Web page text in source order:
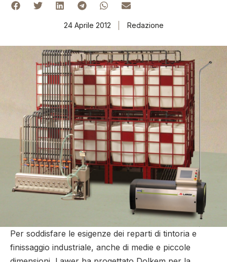
24 Aprile 2012 Redazione
Per soddisfare le esigenze dei reparti di tintoria e
finissaggio industriale, anche di medie e piccole